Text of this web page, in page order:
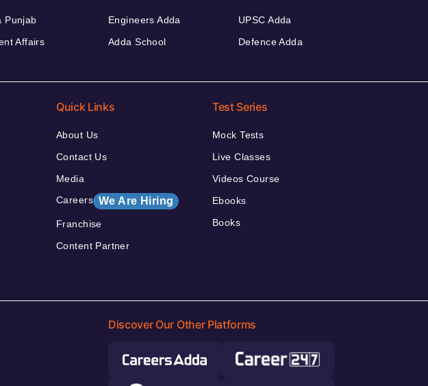
Punjab
Affairs
Engineers Adda
Adda School
UPSC Adda
Defence Adda
Quick Links
About Us
Contact Us
Media
Careers We Are Hiring
Franchise
Content Partner
Test Series
Mock Tests
Live Classes
Videos Course
Ebooks
Books
Discover Our Other Platforms